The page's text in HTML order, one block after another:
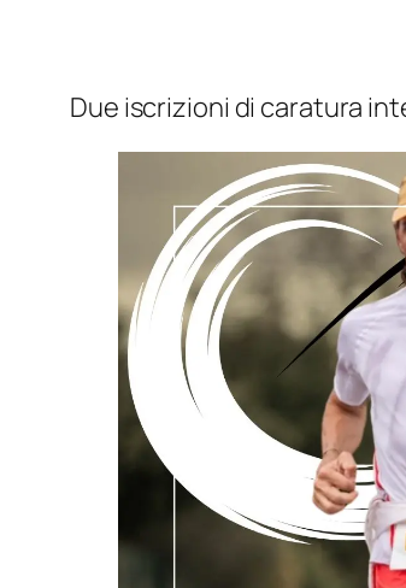
Due iscrizioni di caratura